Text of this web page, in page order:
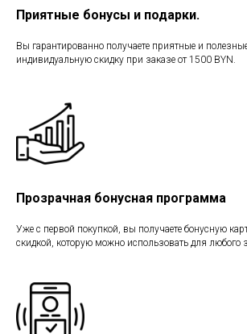
Приятные бонусы и подарки.
Вы гарантированно получаете приятные и
индивидуальную скидку при заказе от 1500 BYN.
Прозрачная бонусная программа
Уже с первой покупкой, вы получаете бонусную
скидкой, которую можно использовать для любого